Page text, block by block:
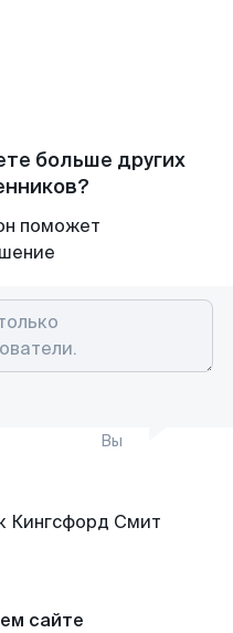
больше других
поможет
Вы
сайте